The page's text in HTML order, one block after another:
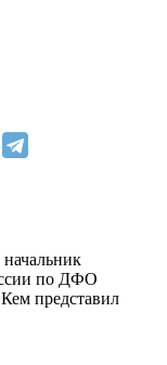
по ДФО
представил